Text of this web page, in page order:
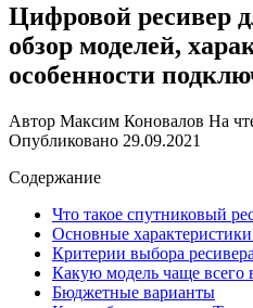
Цифровой ресивер
обзор моделей,
особенности
Автор Максим Коновалов На
Опубликовано 29.09.2021
Содержание
Что такое спутниковый
Основные
Критерии выбора ресивера
Какую модель чаще всего
Бюджетные варианты